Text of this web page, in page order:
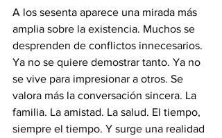
A los sesenta aparece una mirada más
amplia sobre la existencia. Muchos se
desprenden de conflictos innecesarios.
Ya no se quiere demostrar tanto. Ya no
se vive para impresionar a otros. Se
valora más la conversación sincera. La
familia. La amistad. La salud. El tiempo,
siempre el tiempo. Y surge una realidad